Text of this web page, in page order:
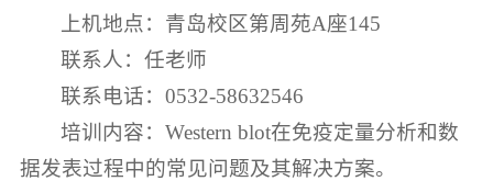
上机地点：青岛校区第周苑A座145
联系人：任老师
联系电话：0532-58632546
培训内容：Western blot在免疫定量分析和数
据发表过程中的常见问题及其解决方案。